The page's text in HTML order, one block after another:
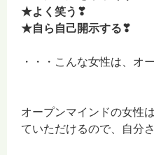
★よく笑う❣
★自ら自己開示する❣
・・・こんな女性は、オ
オープンマインドの女性
ていただけるので、自分